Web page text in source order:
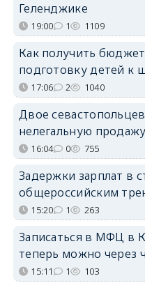
Геленджике
19:00 1 1109
Как получить
подготовку детей к
17:06 2 1040
Двое
нелегальную
16:04 0 755
Задержки зарплат в
общероссийским
15:20 1 263
Записаться в МФЦ в
теперь можно через
15:11 1 103